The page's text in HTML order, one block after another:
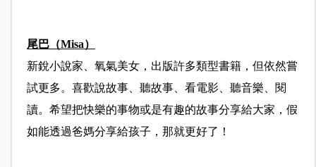
尾巴（Misa）
新銳小說家、氧氣美女，出版許多類型書籍，但依然嘗
試更多。喜歡說故事、聽故事、看電影、聽音樂、閱
讀。希望把快樂的事物或是有趣的故事分享給大家，假
如能透過爸媽分享給孩子，那就更好了！